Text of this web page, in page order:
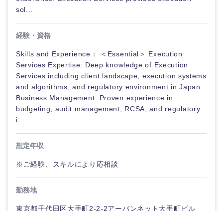
sol...
経験・資格
Skills and Experience： ＜Essential＞ Execution
Services Expertise: Deep knowledge of Execution
Services including client landscape, execution systems
and algorithms, and regulatory environment in Japan.
Business Management: Proven experience in
budgeting, audit management, RCSA, and regulatory
i...
想定年収
※ご経験、スキルにより応相談
勤務地
東京都千代田区大手町2-2-2アーバンネット大手町ビル